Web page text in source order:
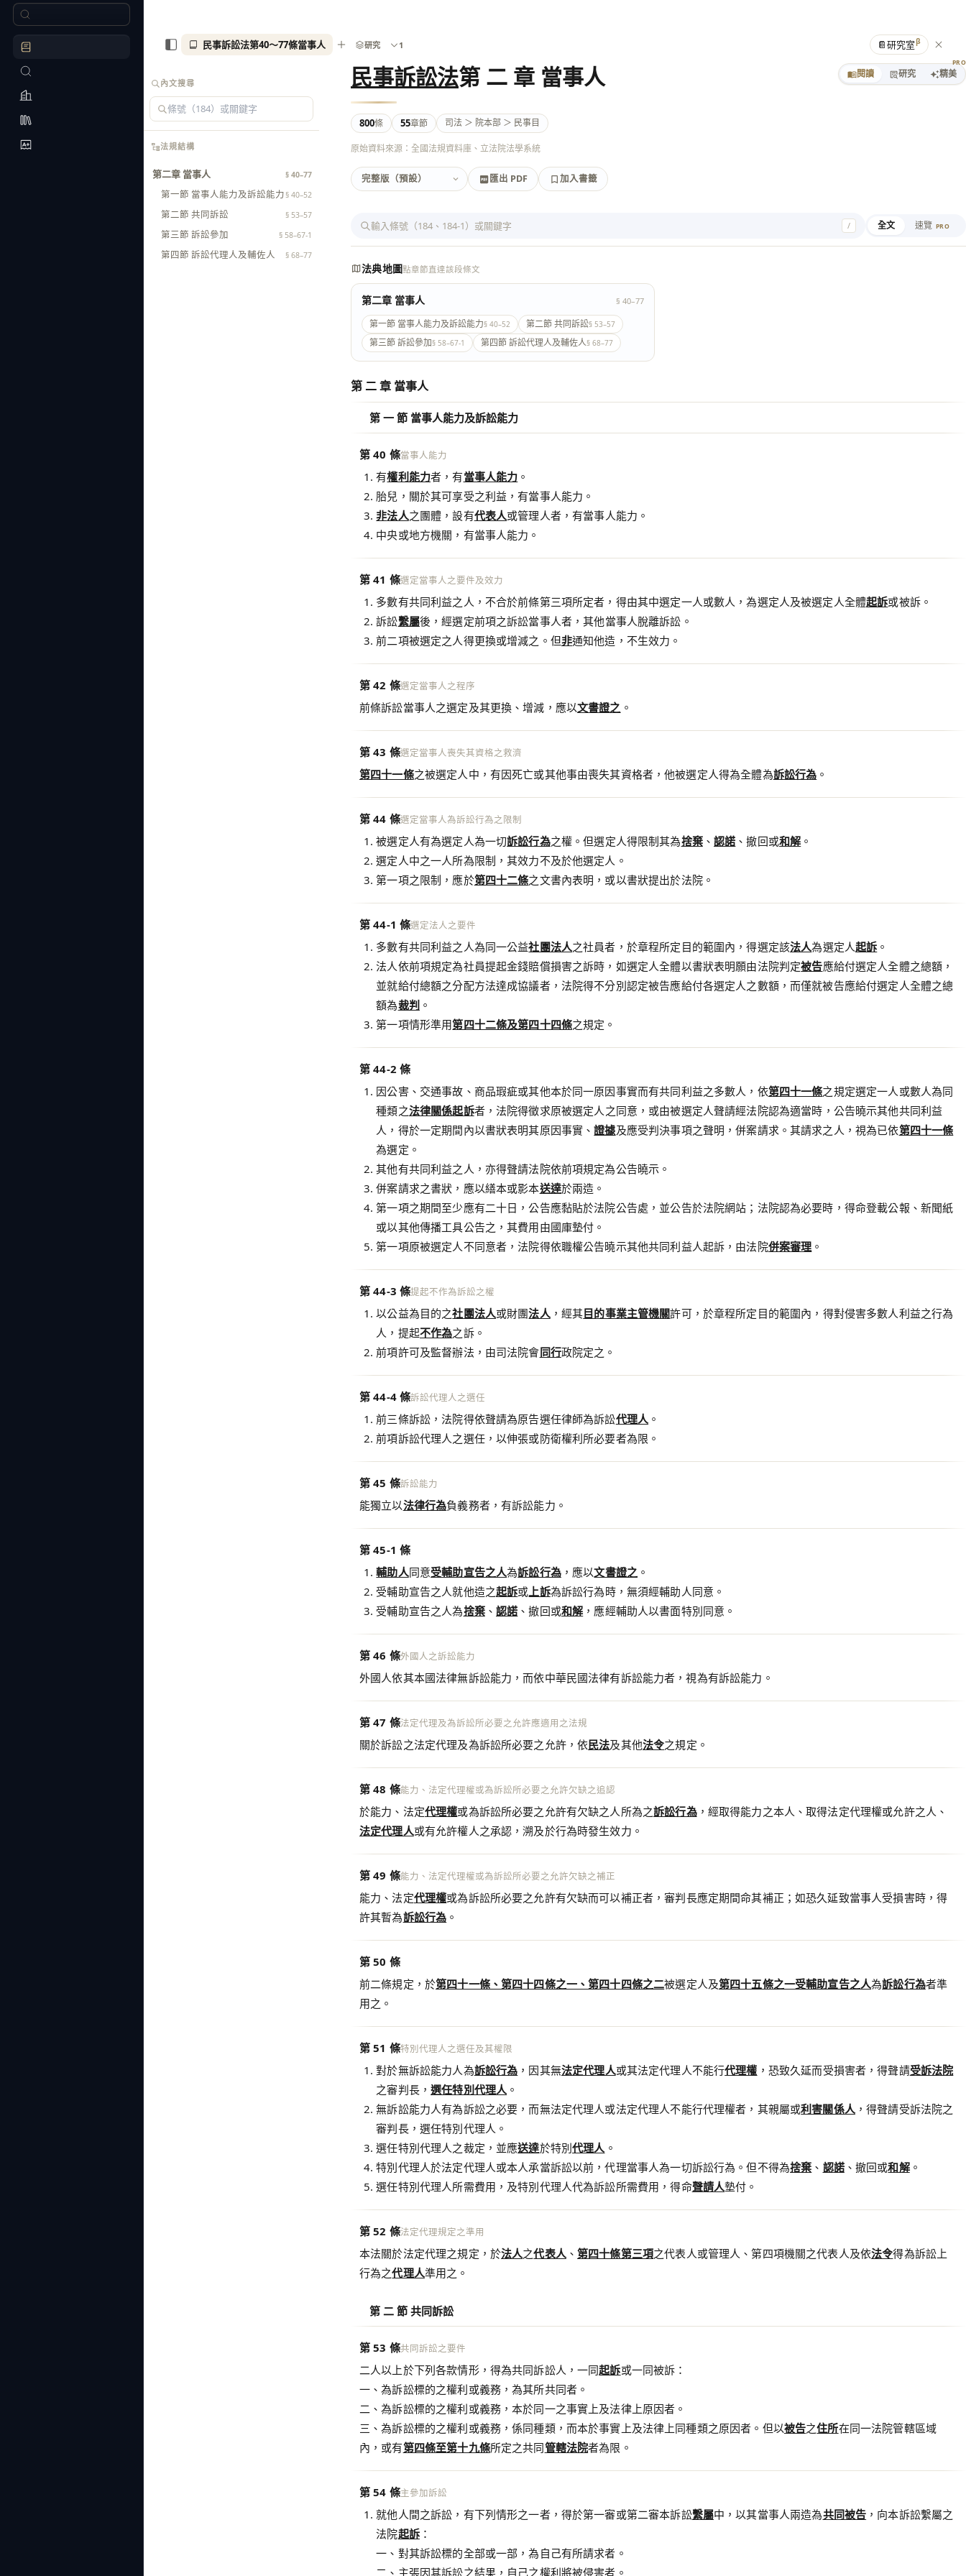
內文搜尋
法規結構
第二章 當事人 § 40–77
第一節 當事人能力及訴訟能力§ 40–52
第二節 共同訴訟 § 53–57
第三節 訴訟參加 § 58–67-1
第四節 訴訟代理人及輔佐人 § 68–77
民事訴訟法第 二 章 當事人 閱讀 研究 精美
PRO
800條 55章節 司法 ＞ 院本部 ＞ 民事目
原始資料來源：全國法規資料庫、立法院法學系統
匯出 PDF 加入書籤
匯出 PDF
加入書籤
/ 全文 速覽 PRO
法典地圖點章節直達該段條文
第二章 當事人 § 40–77
第一節 當事人能力及訴訟能力§ 40–52 第二節 共同訴訟§ 53–57
第三節 訴訟參加§ 58–67-1 第四節 訴訟代理人及輔佐人§ 68–77
第 二 章 當事人
第 一 節 當事人能力及訴訟能力
第 40 條當事人能力
有權利能力者，有當事人能力 。
胎兒，關於其可享受之利益，有當事人能力。
非法人之團體，設有代表人或管理人者，有當事人能力。
中央或地方機關，有當事人能力。
第 41 條選定當事人之要件及效力
多數有共同利益之人，不合於前條第三項所定者，得由其中選定一人或數人，為選定人及被選定人全體起訴或被訴。
訴訟繫屬後，經選定前項之訴訟當事人者，其他當事人脫離訴訟。
前二項被選定之人得更換或增減之。但非通知他造，不生效力。
第 42 條選定當事人之程序
前條訴訟當事人之選定及其更換、增減，應以文書證之 。
第 43 條選定當事人喪失其資格之救濟
第四十一條之被選定人中，有因死亡或其他事由喪失其資格者，他被選定人得為全體為訴訟行為 。
第 44 條選定當事人為訴訟行為之限制
被選定人有為選定人為一切訴訟行為之權。但選定人得限制其為捨棄、認諾 、撤回或和解 。
選定人中之一人所為限制，其效力不及於他選定人。
第一項之限制，應於第四十二條之文書內表明，或以書狀提出於法院。
第 44-1 條選定法人之要件
多數有共同利益之人為同一公益社團法人之社員者，於章程所定目的範圍內，得選定該法人為選定人起訴 。
法人依前項規定為社員提起金錢賠償損害之訴時，如選定人全體以書狀表明願由法院判定被告應給付選定人全體之總額，
並就給付總額之分配方法達成協議者，法院得不分別認定被告應給付各選定人之數額，而僅就被告應給付選定人全體之總
額為裁判 。
第一項情形準用第四十二條及第四十四條之規定。
第 44-2 條
因公害、交通事故、商品瑕疵或其他本於同一原因事實而有共同利益之多數人，依第四十一條之規定選定一人或數人為同
種類之法律關係起訴者，法院得徵求原被選定人之同意，或由被選定人聲請經法院認為適當時，公告曉示其他共同利益
人，得於一定期間內以書狀表明其原因事實、證據及應受判決事項之聲明，併案請求。其請求之人，視為已依第四十一條
為選定。
其他有共同利益之人，亦得聲請法院依前項規定為公告曉示。
併案請求之書狀，應以繕本或影本送達於兩造。
第一項之期間至少應有二十日，公告應黏貼於法院公告處，並公告於法院網站；法院認為必要時，得命登載公報、新聞紙
或以其他傳播工具公告之，其費用由國庫墊付。
第一項原被選定人不同意者，法院得依職權公告曉示其他共同利益人起訴，由法院併案審理 。
第 44-3 條提起不作為訴訟之權
以公益為目的之社團法人或財團法人，經其目的事業主管機關許可，於章程所定目的範圍內，得對侵害多數人利益之行為
人，提起不作為之訴。
前項許可及監督辦法，由司法院會同行政院定之。
第 44-4 條訴訟代理人之選任
前三條訴訟，法院得依聲請為原告選任律師為訴訟代理人。
前項訴訟代理人之選任，以伸張或防衛權利所必要者為限。
第 45 條訴訟能力
能獨立以法律行為負義務者，有訴訟能力。
第 45-1 條
輔助人同意受輔助宣告之人為訴訟行為，應以文書證之。
受輔助宣告之人就他造之起訴或上訴為訴訟行為時，無須經輔助人同意。
受輔助宣告之人為捨棄、 認諾 、撤回或和解 ，應經輔助人以書面特別同意。
第 46 條外國人之訴訟能力
外國人依其本國法律無訴訟能力，而依中華民國法律有訴訟能力者，視為有訴訟能力。
第 47 條法定代理及為訴訟所必要之允許應適用之法規
關於訴訟之法定代理及為訴訟所必要之允許，依民法及其他法令之規定。
第 48 條能力、法定代理權或為訴訟所必要之允許欠缺之追認
於能力、法定代理權或為訴訟所必要之允許有欠缺之人所為之訴訟行為，經取得能力之本人、取得法定代理權或允許之人、
法定代理人或有允許權人之承認，溯及於行為時發生效力。
第 49 條能力、法定代理權或為訴訟所必要之允許欠缺之補正
能力、法定代理權或為訴訟所必要之允許有欠缺而可以補正者，審判長應定期間命其補正；如恐久延致當事人受損害時，得
許其暫為訴訟行為 。
第 50 條
前二條規定，於第四十一條、第四十四條之一、第四十四條之二被選定人及第四十五條之一受輔助宣告之人為訴訟行為者準
用之。
第 51 條特別代理人之選任及其權限
對於無訴訟能力人為訴訟行為 ，因其無法定代理人或其法定代理人不能行代理權 ，恐致久延而受損害者，得聲請受訴法院
之審判長，選任特別代理人。
無訴訟能力人有為訴訟之必要，而無法定代理人或法定代理人不能行代理權者，其親屬或利害關係人，得聲請受訴法院之
審判長，選任特別代理人。
選任特別代理人之裁定，並應送達於特別代理人。
特別代理人於法定代理人或本人承當訴訟以前，代理當事人為一切訴訟行為。但不得為捨棄 、 認諾、撤回或和解。
選任特別代理人所需費用，及特別代理人代為訴訟所需費用，得命聲請人墊付。
第 52 條法定代理規定之準用
本法關於法定代理之規定，於法人之代表人、第四十條第三項之代表人或管理人、第四項機關之代表人及依法令得為訴訟上
行為之代理人準用之。
第 二 節 共同訴訟
第 53 條共同訴訟之要件
二人以上於下列各款情形，得為共同訴訟人，一同起訴或一同被訴：
一、為訴訟標的之權利或義務，為其所共同者。
二、為訴訟標的之權利或義務，本於同一之事實上及法律上原因者。
三、為訴訟標的之權利或義務，係同種類，而本於事實上及法律上同種類之原因者。但以被告之住所在同一法院管轄區域
內，或有第四條至第十九條所定之共同管轄法院者為限。
第 54 條主參加訴訟
就他人間之訴訟，有下列情形之一者，得於第一審或第二審本訴訟繫屬中，以其當事人兩造為共同被告 ，向本訴訟繫屬之
法院起訴：
一、對其訴訟標的全部或一部，為自己有所請求者。
二、主張因其訴訟之結果，自己之權利將被侵害者。
民事訴訟法第40～77條當事人 研究 1 📔研究室β